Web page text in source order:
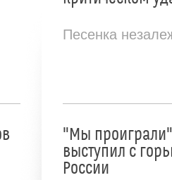
Песенка
"Мы
выступил с
России